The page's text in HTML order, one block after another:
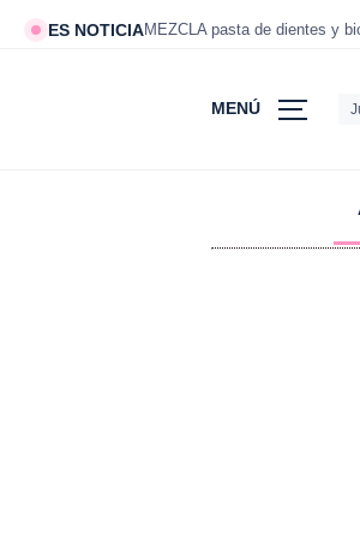
ES NOTICIAMEZCLA pasta de dientes y
MENÚ